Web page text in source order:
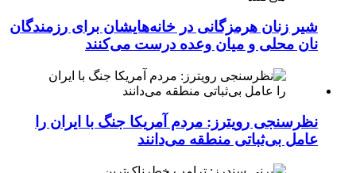
شیر زنان هرمزگانی در خانه‌هایشان برای رزمندگان
نان محلی و میان وعده درست می‌کنند
نظرسنجی رویترز: مردم آمریکا جنگ با ایران را
عامل بی‌ثباتی منطقه می‌دانند